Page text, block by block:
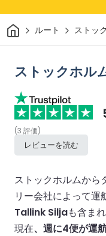
家 ルート ストッ
ストックホル
(3 評価)
レビューを読む
ストックホルムから
リー会社によって運
Tallink Siljaも含ま
現在、週に4便が運